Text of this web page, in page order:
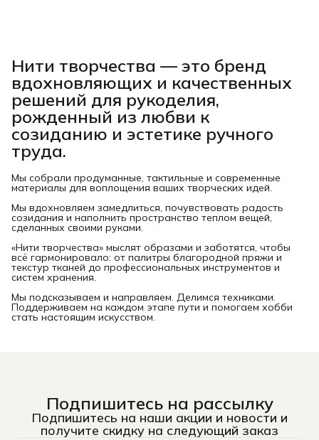
Нити творчества — это бренд
вдохновляющих и качественных
решений для рукоделия,
рожденный из любви к
созиданию и эстетике ручного
труда.
Мы собрали продуманные, тактильные и современные
материалы для воплощения ваших творческих идей.
Мы вдохновляем замедлиться, почувствовать радость
созидания и наполнить пространство теплом вещей,
сделанных своими руками.
«Нити творчества» мыслят образами и заботятся, чтобы
всё гармонировало: от палитры благородной пряжи и
текстур тканей до профессиональных инструментов и
систем хранения.
Мы подсказываем и направляем. Делимся техниками.
Поддерживаем на каждом этапе пути и помогаем хобби
стать настоящим искусством.
Подпишитесь на рассылку
Подпишитесь на наши акции и новости и
получите скидку на следующий заказ